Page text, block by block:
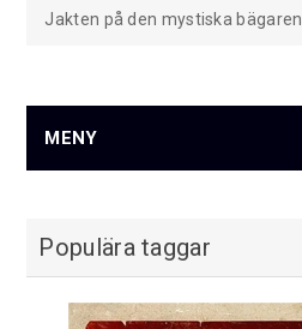
Jakten på den mystiska bägaren
MENY
Populära taggar